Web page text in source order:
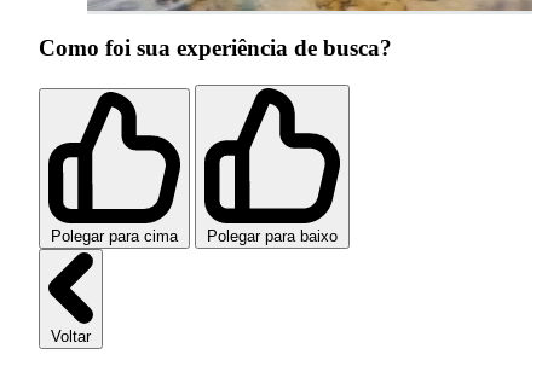
Como foi sua experiência de busca?
Polegar para cima Polegar para baixo
Voltar